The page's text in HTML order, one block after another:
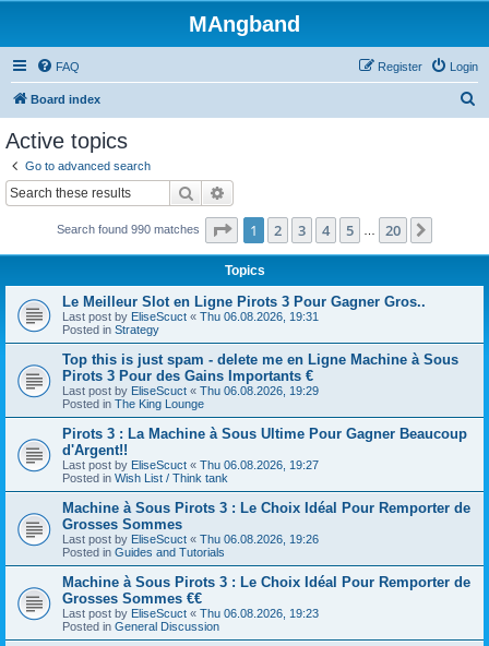
MAngband
FAQ Login
Register
Board index
Active topics
Go to advanced search
Search
Search found 990 matches Page 1of 20
1 2 3 4 5 20
Topics
Le Meilleur Slot en Ligne Pirots 3 Pour Gagner Gros..
Last post by EliseScuct « Thu 06.08.2026, 19:31
Posted in Strategy
Top this is just spam - delete me en Ligne Machine à Sous
Pirots 3 Pour des Gains Importants €
Last post by EliseScuct « Thu 06.08.2026, 19:29
Posted in The King Lounge
Pirots 3 : La Machine à Sous Ultime Pour Gagner Beaucoup
d'Argent!!
Last post by EliseScuct « Thu 06.08.2026, 19:27
Posted in Wish List / Think tank
Machine à Sous Pirots 3 : Le Choix Idéal Pour Remporter de
Grosses Sommes
Last post by EliseScuct « Thu 06.08.2026, 19:26
Posted in Guides and Tutorials
Machine à Sous Pirots 3 : Le Choix Idéal Pour Remporter de
Grosses Sommes €€
Last post by EliseScuct « Thu 06.08.2026, 19:23
Posted in General Discussion